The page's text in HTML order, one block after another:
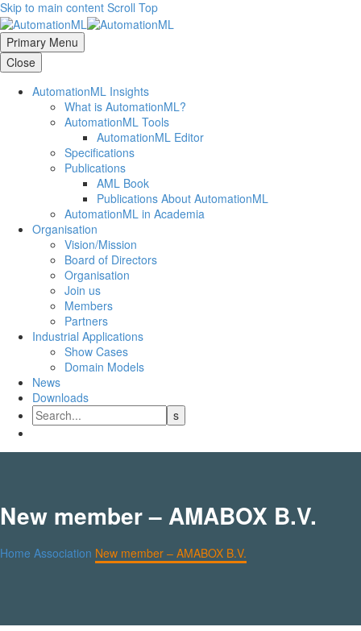
Skip to main content Scroll Top
Primary Menu
Close
AutomationML Insights
What is AutomationML?
AutomationML Tools
AutomationML Editor
Specifications
Publications
AML Book
Publications About AutomationML
AutomationML in Academia
Organisation
Vision/Mission
Board of Directors
Organisation
Join us
Members
Partners
Industrial Applications
Show Cases
Domain Models
News
Downloads
New member – AMABOX B.V.
Home Association New member – AMABOX B.V.